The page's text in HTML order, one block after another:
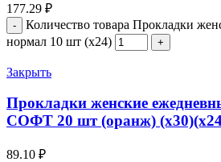
177.29 ₽
Количество товара Прокладки
нормал 10 шт (х24)
Закрыть
Прокладки женские
СОФТ 20 шт (оранж)
89.10 ₽